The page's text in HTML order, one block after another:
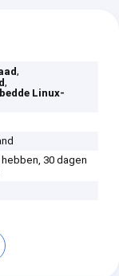
,
,
Linux-
30 dagen